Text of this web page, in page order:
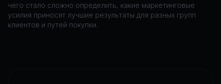
чего стало сложно определить, какие маркетинговые
усилия приносят лучшие результаты для разных групп
клиентов и путей покупки.